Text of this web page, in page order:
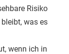
Risiko
was es
wenn ich in